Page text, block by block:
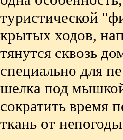
туристической
крытых ходов,
тянутся сквозь
специально для
шелка под
сократить время
ткань от